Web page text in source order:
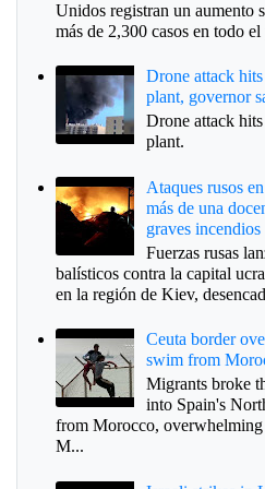
Unidos registran un aumento
más de 2,300 casos en todo
Drone attack
plant, governor
Drone attack
plant.
Ataques rusos
más de una
graves incendios
Fuerzas rusas
balísticos contra la capital
en la región de Kiev,
Ceuta border
swim from
Migrants broke
into Spain's
from Morocco,
M...